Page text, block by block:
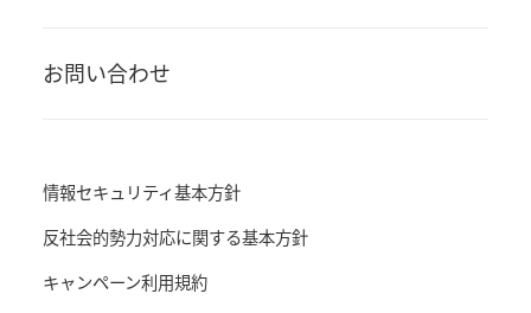
お問い合わせ
情報セキュリティ基本方針
反社会的勢力対応に関する基本方針
キャンペーン利用規約